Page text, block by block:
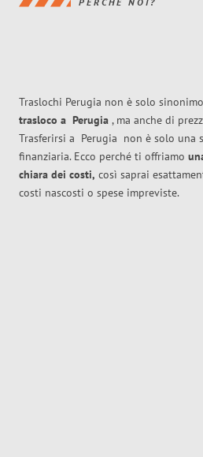
Traslochi Perugia non è solo
trasloco a Perugia , ma anche di
Trasferirsi a Perugia non è solo una
finanziaria. Ecco perché ti offriamo
chiara dei costi, così saprai
costi nascosti o spese impreviste.